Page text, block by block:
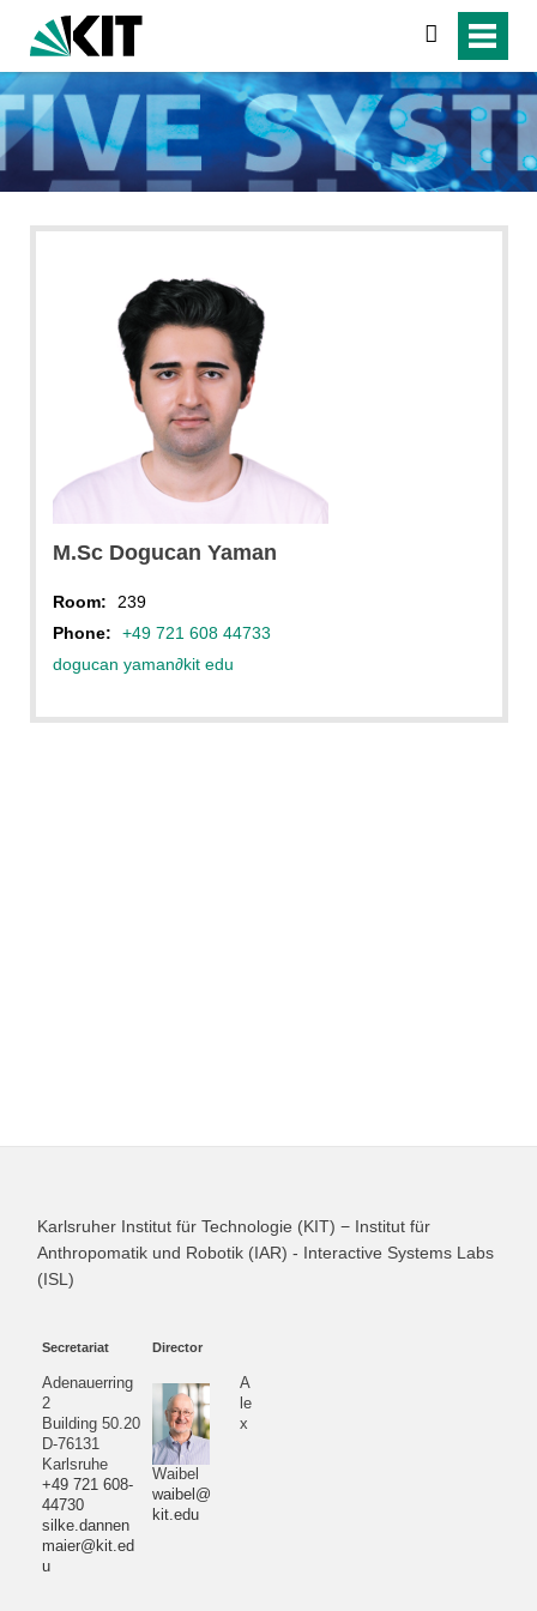
search
M.Sc Dogucan Yaman
Room:
239
Phone:
+49 721 608 44733
dogucan yaman∂kit edu
Karlsruher Institut für Technologie (KIT) − Institut für
Anthropomatik und Robotik (IAR) - Interactive Systems Labs
(ISL)
Secretariat
Adenauerring
2
Building 50.20
D-76131
Karlsruhe
+49 721 608-
44730
silke.dannen
maier@kit.ed
u
Director
A
le
x
Waibel
waibel@
kit.edu